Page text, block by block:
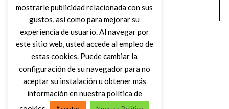
mostrarle publicidad relacionada con sus
gustos, así como para mejorar su
experiencia de usuario. Al navegar por
este sitio web, usted accede al empleo de
estas cookies. Puede cambiar la
configuración de su navegador para no
aceptar su instalación u obtener más
información en nuestra política de